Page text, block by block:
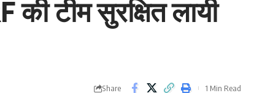
टीम सुरक्षित लायी
Share 1 Min Read